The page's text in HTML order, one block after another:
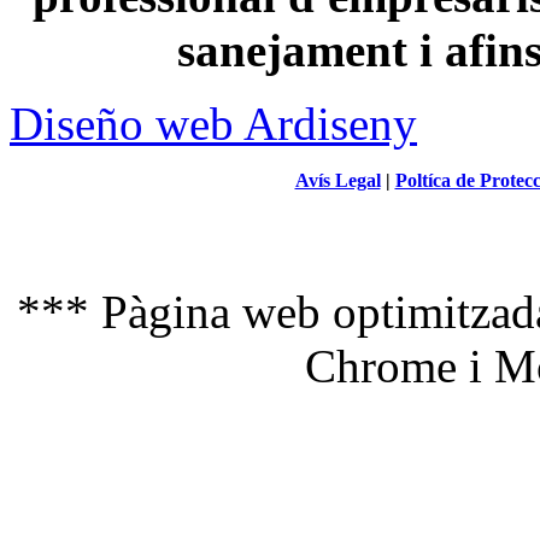
sanejament i
Diseño web Ardiseny
Avís Legal| Poltíca de
*** Pàgina web
Chrome i